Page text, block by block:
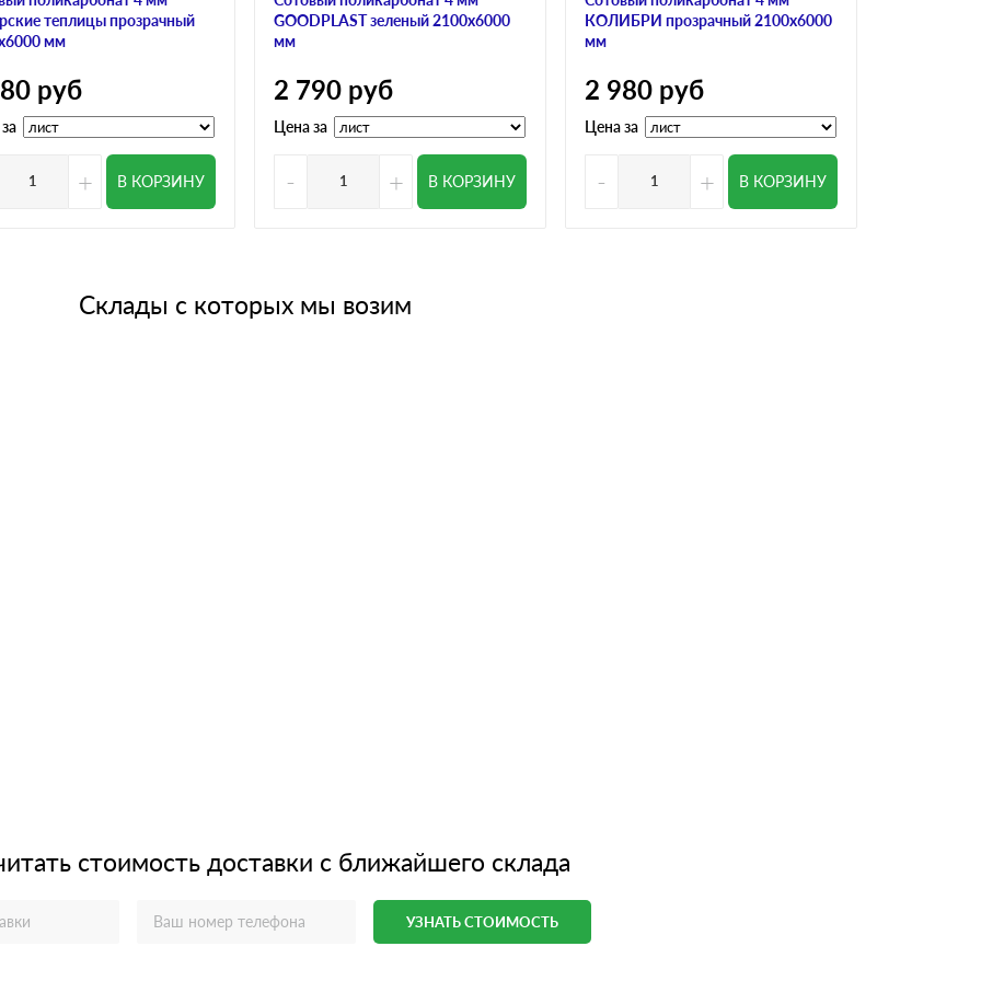
теплицы прозрачный
мм
руб
+ В КОРЗИНУ
GOODPLAST зеленый 2100х6000
мм
2 790 руб
Цена за
- + В КОРЗИНУ
КОЛИБРИ прозрачный 2100х6000
мм
2 980 руб
Цена за
- + В КОРЗИНУ
Склады с которых мы возим
стоимость доставки с ближайшего склада
УЗНАТЬ СТОИМОСТЬ